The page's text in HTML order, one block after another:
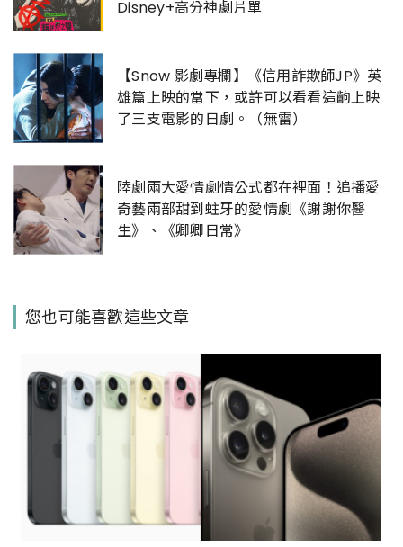
Disney+高分神劇片單
【Snow 影劇專欄】《信用詐欺師JP》英
雄篇上映的當下，或許可以看看這齣上映
了三支電影的日劇。（無雷）
陸劇兩大愛情劇情公式都在裡面！追播愛
奇藝兩部甜到蛀牙的愛情劇《謝謝你醫
生》、《卿卿日常》
您也可能喜歡這些文章